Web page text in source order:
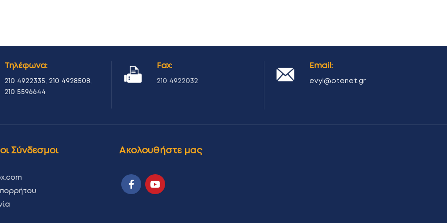
Τηλέφωνα:
210 4922335, 210 4928508,
210 5596644
Fax:
210 4922032
Email:
evyl@otenet.gr
Σύνδεσμοι Ακολουθήστε μας